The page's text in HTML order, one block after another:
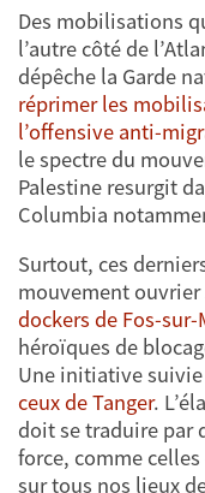
Des mobilisations
l’autre côté de
dépêche la Garde
réprimer les
l’offensive anti-
le spectre du
Palestine resurgit
Columbia
Surtout, ces
mouvement
dockers de Fos-sur-
héroïques de
Une initiative suivie
ceux de Tanger.
doit se traduire par
force, comme
sur tous nos lieux